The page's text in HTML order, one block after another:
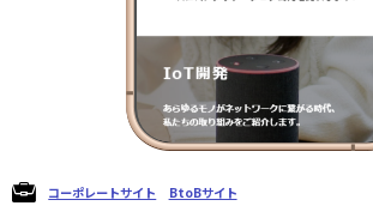
コーポレートサイト BtoBサイト